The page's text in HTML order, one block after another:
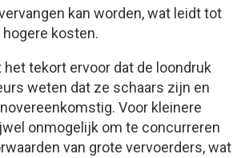
kan worden, wat leidt tot
kosten.
tekort ervoor dat de loondruk
weten dat ze schaars zijn en
Voor kleinere
onmogelijk om te concurreren
van grote vervoerders, wat